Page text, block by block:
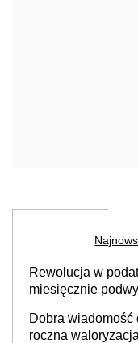
Rewolucja w
miesięcznie
Dobra
roczna